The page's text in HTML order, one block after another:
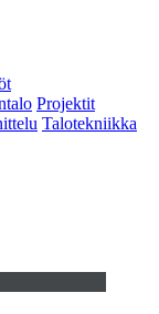
Projektit
Talotekniikka